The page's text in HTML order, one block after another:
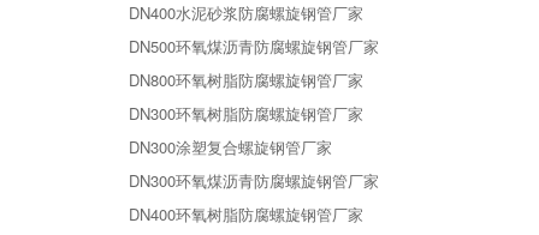
DN400水泥砂浆防腐螺旋钢管厂家
DN500环氧煤沥青防腐螺旋钢管厂家
DN800环氧树脂防腐螺旋钢管厂家
DN300环氧树脂防腐螺旋钢管厂家
DN300涂塑复合螺旋钢管厂家
DN300环氧煤沥青防腐螺旋钢管厂家
DN400环氧树脂防腐螺旋钢管厂家